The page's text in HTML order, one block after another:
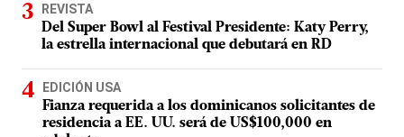
REVISTA
Del Super Bowl al Festival Presidente: Katy Perry,
la estrella internacional que debutará en RD
EDICIÓN USA
Fianza requerida a los dominicanos solicitantes de
residencia a EE. UU. será de US$100,000 en